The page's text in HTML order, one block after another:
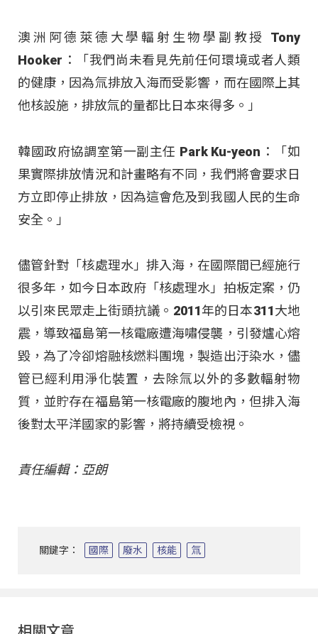
澳洲阿德萊德大學輻射生物學副教授 Tony
Hooker：「我們尚未看見先前任何環境或者人類
的健康，因為氚排放入海而受影響，而在國際上其
他核設施，排放氚的量都比日本來得多。」
韓國政府協調室第一副主任 Park Ku-yeon：「如
果實際排放情況和計畫略有不同，我們將會要求日
方立即停止排放，因為這會危及到我國人民的生命
安全。」
儘管針對「核處理水」排入海，在國際間已經施行
很多年，如今日本政府「核處理水」拍板定案，仍
以引來民眾走上街頭抗議。2011年的日本311大地
震，導致福島第一核電廠遭海嘯侵襲，引發爐心熔
毀，為了冷卻熔融核燃料團塊，製造出汙染水，儘
管已經利用淨化裝置，去除氚以外的多數輻射物
質，並貯存在福島第一核電廠的腹地內，但排入海
後對太平洋國家的影響，將持續受檢視。
責任編輯：亞朗
關鍵字： 國際 廢水 核能 氚